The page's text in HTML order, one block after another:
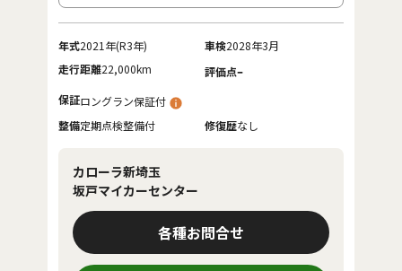
年式2021年(R3年) 車検2028年3月
走行距離22,000km 評価点-
保証ロングラン保証付
整備定期点検整備付 修復歴なし
カローラ新埼玉
坂戸マイカーセンター
各種お問合せ